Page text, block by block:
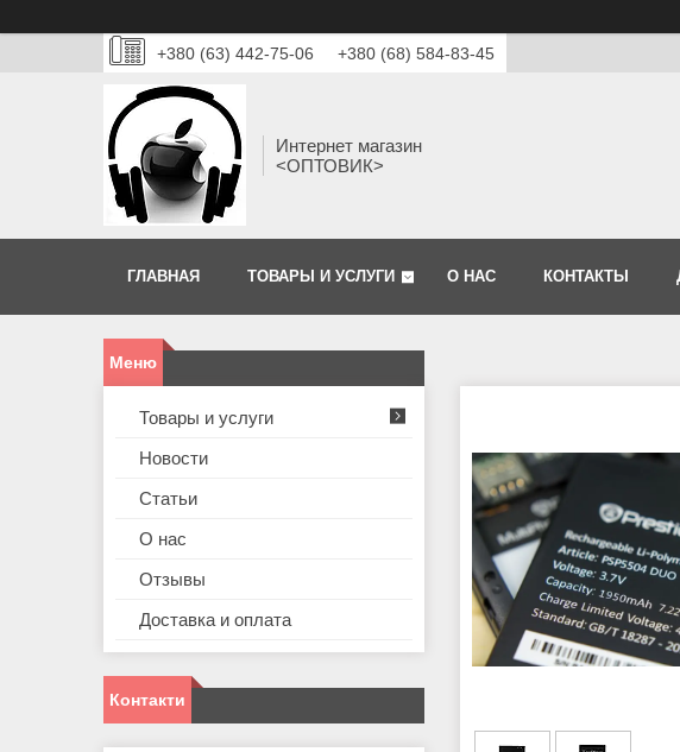
+380 (63) 442-75-06 +380 (68) 584-83-45
Интернет магазин
<ОПТОВИК>
ГЛАВНАЯ ТОВАРЫ И УСЛУГИ О НАС КОНТАКТЫ
Товары и услуги
Новости
Статьи
О нас
Отзывы
Доставка и оплата
Контакти